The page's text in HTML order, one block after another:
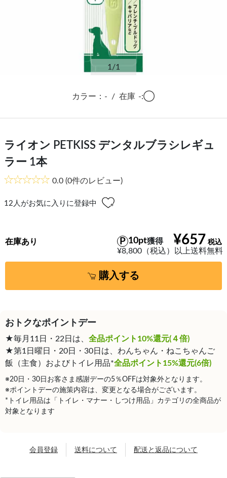
1/1
カラー：- / 在庫 -:◯
ライオン PETKISS デンタルブラシレギュ
ラー 1本
0.0 (0件のレビュー)
12 人がお気に入りに登録中
¥657
10pt獲得
¥8,800（税込）以上送料無料
在庫あり
購入する
おトクなポイントデー
★毎月11日・22日は、 全品ポイント10%還元(４倍)
★第1日曜日・20日・30日は、わんちゃん・ねこちゃんご
飯（主食）およびトイレ用品*全品ポイント15%還元(6倍)
※20日・30日お客さま感謝デーの5％OFFは対象外となります。
※ポイントデーの施策内容は、変更となる場合がございます。
*トイレ用品は「トイレ・マナー・しつけ用品」カテゴリの全商品が
対象となります
会員登録 送料について 配送と返品について